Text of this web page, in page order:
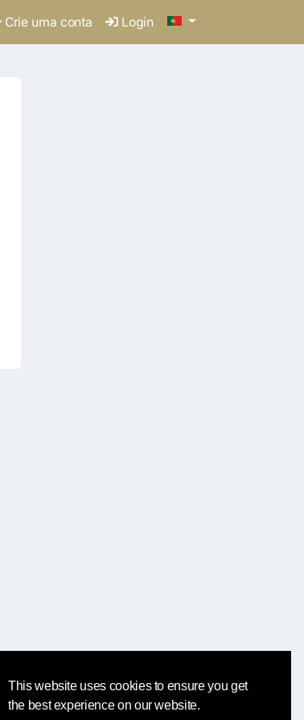
This website uses cookies to ensure you get
the best experience on our website.
Crie uma conta Login